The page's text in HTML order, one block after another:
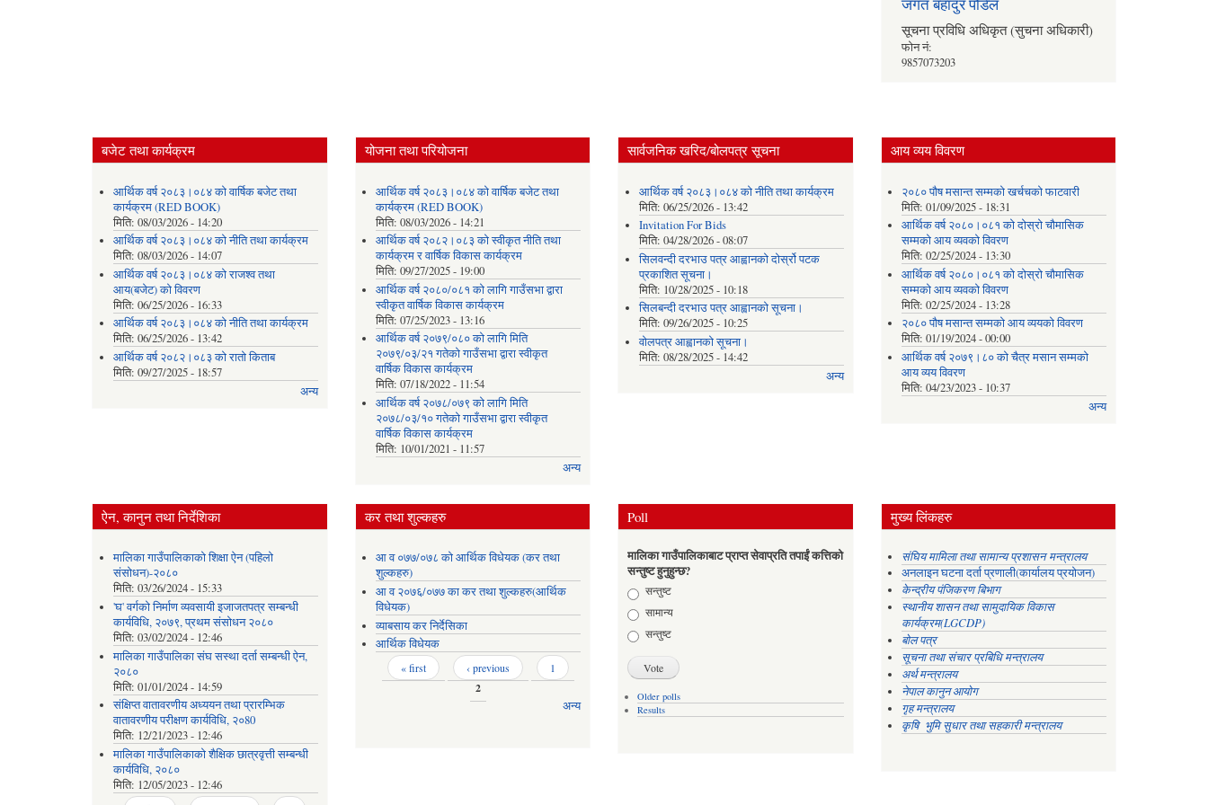
जगत बहादुर पौडेल
सूचना प्रविधि अधिकृत (सुचना अधिकारी)
फोन नं:
9857073203
बजेट तथा कार्यक्रम
आर्थिक वर्ष २०८३।०८४ को वार्षिक बजेट तथा
कार्यक्रम (RED BOOK)
मिति: 08/03/2026 - 14:20
आर्थिक वर्ष २०८३।०८४ को नीति तथा कार्यक्रम
मिति: 08/03/2026 - 14:07
आर्थिक वर्ष २०८३।०८४ को राजश्व तथा
आय(बजेट) को विवरण
मिति: 06/25/2026 - 16:33
आर्थिक वर्ष २०८३।०८४ को नीति तथा कार्यक्रम
मिति: 06/25/2026 - 13:42
आर्थिक वर्ष २०८२।०८३ को रातो किताब
मिति: 09/27/2025 - 18:57
अन्य
योजना तथा परियोजना
आर्थिक वर्ष २०८३।०८४ को वार्षिक बजेट तथा
कार्यक्रम (RED BOOK)
मिति:08/03/2026 - 14:21
आर्थिक वर्ष २०८२।०८३ को स्वीकृत नीति तथा
कार्यक्रम र वार्षिक विकास कार्यक्रम
मिति:09/27/2025 - 19:00
आर्थिक वर्ष २०८०/०८१ को लागि गाउँसभा द्वारा
स्वीकृत वार्षिक विकास कार्यक्रम
मिति:07/25/2023 - 13:16
आर्थिक वर्ष २०७९/०८० को लागि मिति
२०७९/०३/२१ गतेको गाउँसभा द्वारा स्वीकृत
वार्षिक विकास कार्यक्रम
मिति:07/18/2022 - 11:54
आर्थिक वर्ष २०७८/०७९ को लागि मिति
२०७८/०३/१० गतेको गाउँसभा द्वारा स्वीकृत
वार्षिक विकास कार्यक्रम
मिति: 10/01/2021 - 11:57
अन्य
सार्वजनिक खरिद/बोलपत्र सूचना
आर्थिक वर्ष २०८३।०८४ को नीति तथा कार्यक्रम
मिति: 06/25/2026 - 13:42
Invitation For Bids
मिति: 04/28/2026 - 08:07
सिलवन्दी दरभाउ पत्र आह्वानको दोर्स्रो पटक
प्रकाशित सूचना।
मिति: 10/28/2025 - 10:18
सिलबन्दी दरभाउ पत्र आह्वानको सूचना।
मिति: 09/26/2025 - 10:25
वोलपत्र आह्वानको सूचना।
मिति: 08/28/2025 - 14:42
अन्य
आय व्यय विवरण
२०८० पौष मसान्त सम्मको खर्चचको फाटवारी
मिति:01/09/2025 - 18:31
आर्थिक वर्ष २०८०।०८१ को दोस्रो चौमासिक
सम्मको आय व्यवको विवरण
मिति:02/25/2024 - 13:30
आर्थिक वर्ष २०८०।०८१ को दोस्रो चौमासिक
सम्मको आय व्यवको विवरण
मिति:02/25/2024 - 13:28
२०८० पौष मसान्त सम्मको आय व्ययको विवरण
मिति:01/19/2024 - 00:00
आर्थिक वर्ष २०७९।८० को चैत्र मसान सम्मको
आय व्यय विवरण
मिति:04/23/2023 - 10:37
अन्य
ऐन, कानुन तथा निर्देशिका
मालिका गाउँपालिकाको शिक्षा ऐन (पहिलो
संसोधन)-२०८०
मिति: 03/26/2024 - 15:33
'घ' वर्गको निर्माण व्यवसायी इजाजतपत्र सम्बन्धी
कार्यविधि, २०७९, प्रथम संसोधन २०८०
मिति: 03/02/2024 - 12:46
मालिका गाउँपालिका संघ सस्था दर्ता सम्बन्धी ऐन,
२०८०
मिति: 01/01/2024 - 14:59
संक्षिप्त वातावरणीय अध्ययन तथा प्रारम्भिक
वातावरणीय परीक्षण कार्यविधि, २०80
मिति: 12/21/2023 - 12:46
मालिका गाउँपालिकाको शैक्षिक छात्रवृत्ती सम्बन्धी
कार्यविधि, २०८०
मिति: 12/05/2023 - 12:46
कर तथा शुल्कहरु
आ व ०७७/०७८ को आर्थिक विधेयक (कर तथा
शुल्कहरु)
आ व २०७६/०७७ का कर तथा शुल्कहरु(आर्थिक
विधेयक)
व्याबसाय कर निर्देसिका
आर्थिक विधेयक
Pages« first ‹ previous 1
2
अन्य
Poll
मालिका गाउँपालिकाबाट प्राप्त सेवाप्रति तपाईं कत्तिको
सन्तुष्ट हुनुहुन्छ?
Choices
सन्तुष्ट
सामान्य
सन्तुष्ट
Older polls
Results
मुख्य लिंकहरु
संघिय मामिला तथा सामान्य प्रशासन मन्त्रालय
अनलाइन घटना दर्ता प्रणाली(कार्यालय प्रयोजन)
केन्द्रीय पंजिकरण बिभाग
स्थानीय शासन तथा सामुदायिक विकास
कार्यक्रम(LGCDP)
बोल पत्र
सूचना तथा संचार प्रबिधि मन्त्रालय
अर्थ मन्त्रालय
नेपाल कानुन आयोग
गृह मन्त्रालय
कृषि भुमि सुधार तथा सहकारी मन्त्रालय